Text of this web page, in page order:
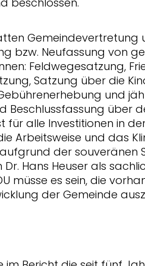
bzw. Neufassung von
Feldwegesatzung,
Satzung über die
und
Beschlussfassung über
für alle Investitionen in
Arbeitsweise und das
der souveränen
Dr. Hans Heuser als
müsse es sein, die
der Gemeinde